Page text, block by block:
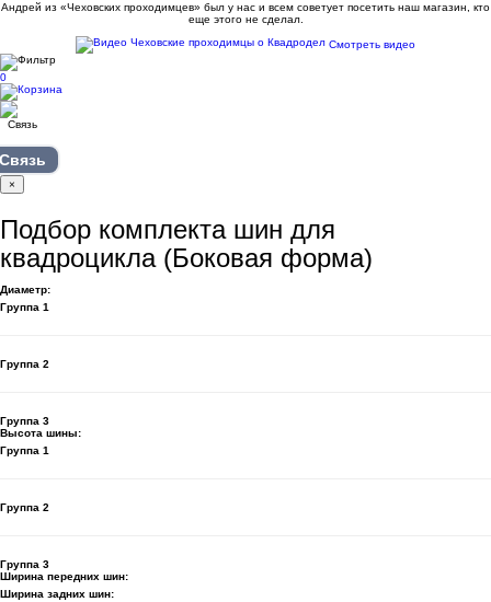
Андрей из «Чеховских проходимцев» был у нас и всем советует посетить наш магазин, кто
еще этого не сделал.
Смотреть видео
0
×
Подбор комплекта шин для
квадроцикла (Боковая форма)
Диаметр:
Группа 1
Группа 2
Группа 3
Высота шины:
Группа 1
Группа 2
Группа 3
Ширина передних шин:
Ширина задних шин: